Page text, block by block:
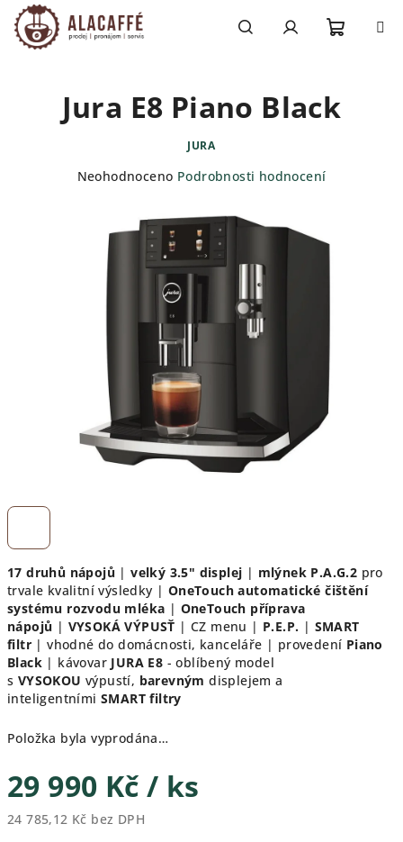
Přejít
na
obsah
košík
17 druhů nápojů |velký 3.5" displej | mlýnek P.A.G.2 pro
trvale kvalitní výsledky | OneTouch automatické čištění
systému rozvodu mléka | OneTouch příprava
nápojů | VYSOKÁ VÝPUSŤ | CZ menu | P.E.P. | SMART
filtr | vhodné do domácnosti, kanceláře | provedení Piano
Black | kávovar JURA E8 - oblíbený model
s VYSOKOU výpustí, barevným displejem a
inteligentnímiSMART filtry
Položka byla vyprodána…
29 990 Kč / ks
24 785,12 Kč bez DPH
Jura E8 Piano Black
JURA
Průměrné
hvězdiček.
Neohodnoceno Podrobnosti hodnocení